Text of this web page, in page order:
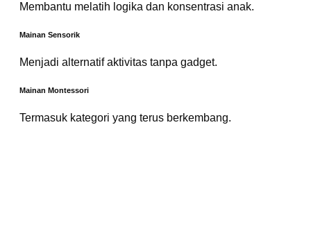
Membantu melatih logika dan konsentrasi anak.
Mainan Sensorik
Menjadi alternatif aktivitas tanpa gadget.
Mainan Montessori
Termasuk kategori yang terus berkembang.